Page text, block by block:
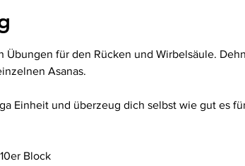
Übungen für den Rücken und Wirbelsäule.
Asanas.
Einheit und überzeug dich selbst wie gut es
Block